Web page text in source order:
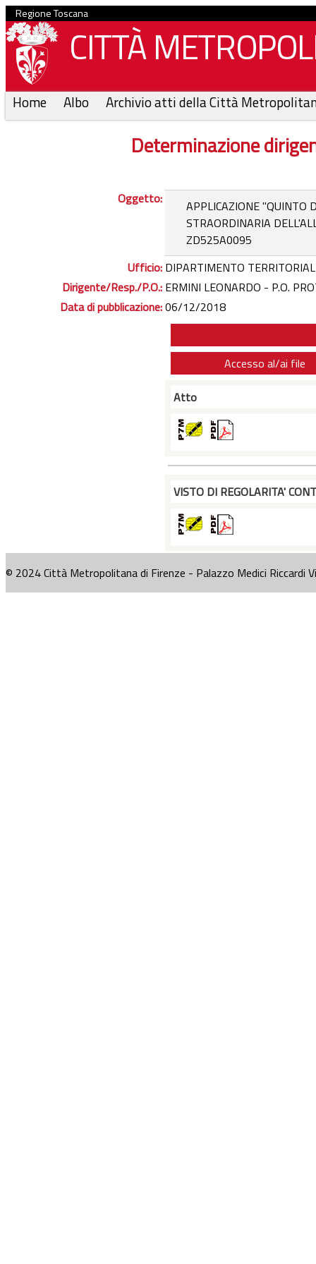
Regione Toscana
CITTÀ
Home Albo Archivio atti della Città
Determinazione
Oggetto:
APPLICAZIONE "QUINTO
STRAORDINARIA
ZD525A0095
Ufficio: DIPARTIMENTO
Dirigente/Resp./P.O.: ERMINI LEONARDO - P.O.
Data di pubblicazione:06/12/2018
Accesso al/ai file
Atto
VISTO DI REGOLARITA'
© 2024 Città Metropolitana di Firenze - Palazzo Medici Riccardi